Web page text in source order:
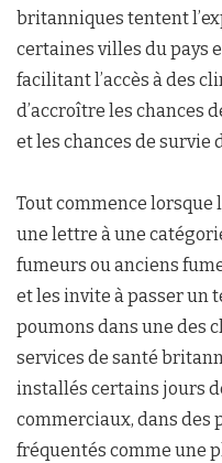
britanniques tentent
certaines villes du pays
facilitant l’accès à des
d’accroître les chances
et les chances de survie
Tout commence
une lettre à une
fumeurs ou anciens
et les invite à passer un
poumons dans une des
services de santé
installés certains jours
commerciaux, dans des
fréquentés comme une